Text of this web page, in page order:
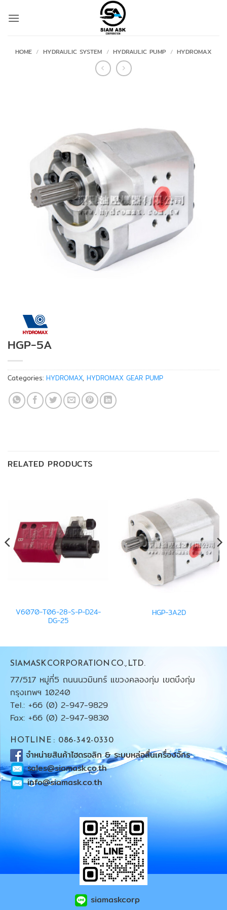
HOME / HYDRAULIC SYSTEM / HYDRAULIC PUMP / HYDROMAX
HGP-5A
Categories: HYDROMAX, HYDROMAX GEAR PUMP
RELATED PRODUCTS
V6070-T06-28-S-P-D24-
DG-25
HGP-3A2D
SIAMASK CORPORATION CO., LTD.
77/517 หมู่ที่5 ถนนนวมินทร์ แขวงคลองกุ่ม เขตบึงกุ่ม
กรุงเทพฯ 10240
Tel.: +66 (0) 2-947-9829
Fax: +66 (0) 2-947-9830
HOTLINE : 086-342-0330
จำหน่ายสินค้าไฮดรอลิก & ระบบหล่อลื่นเครื่องจักร
sales@siamask.co.th
info@siamask.co.th
siamaskcorp